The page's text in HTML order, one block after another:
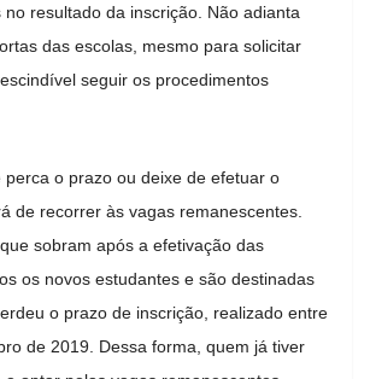
no resultado da inscrição. Não adianta
das escolas, mesmo para solicitar
seguir os procedimentos
perca o prazo ou deixe de efetuar o
de recorrer às vagas remanescentes.
sobram após a efetivação das
os novos estudantes e são destinadas
o prazo de inscrição, realizado entre
de 2019. Dessa forma, quem já tiver